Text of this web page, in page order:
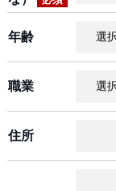
年齢
職業
住所